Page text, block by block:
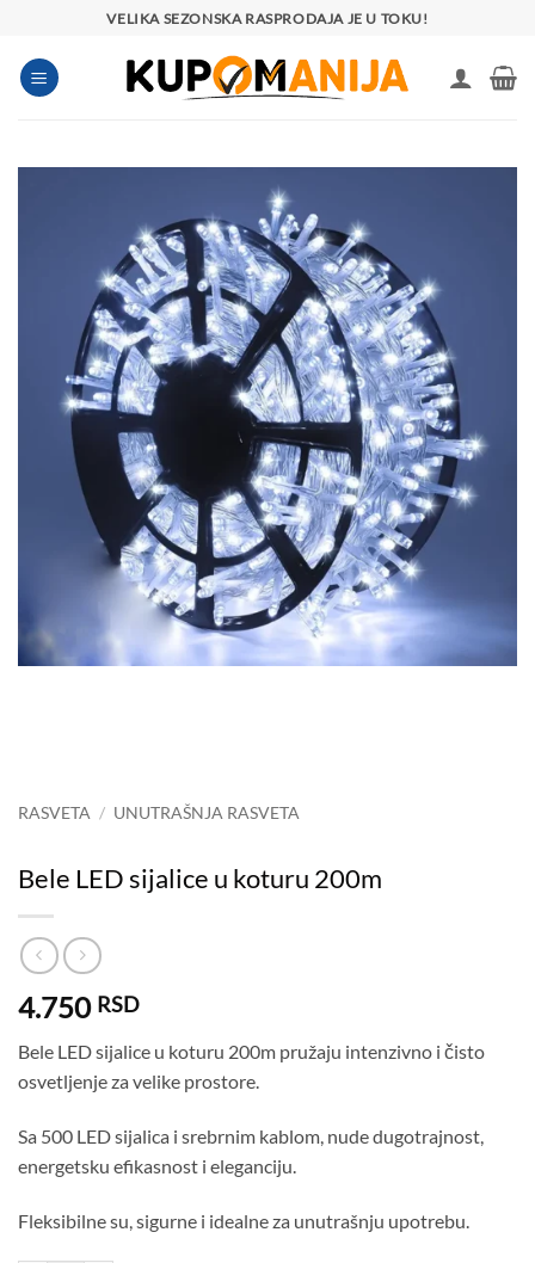
sadržaj
VELIKA SEZONSKA RASPRODAJA JE U TOKU!
RASVETA / UNUTRAŠNJA RASVETA
Bele LED sijalice u koturu 200m
4.750 RSD
Bele LED sijalice u koturu 200m pružaju intenzivno i čisto
osvetljenje za velike prostore.
Sa 500 LED sijalica i srebrnim kablom, nude dugotrajnost,
energetsku efikasnost i eleganciju.
Fleksibilne su, sigurne i idealne za unutrašnju upotrebu.